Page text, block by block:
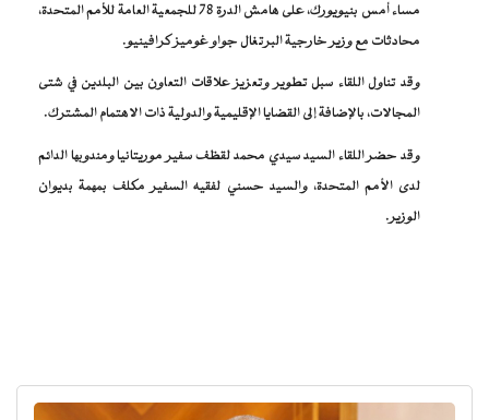
مساء أمس بنيويورك، على هامش الدرة 78 للجمعية العامة للأمم المتحدة،
محادثات مع وزير خارجية البرتغال جواو غوميز كرافينيو.
وقد تناول اللقاء سبل تطوير وتعزيز علاقات التعاون بين البلدين في شتى
المجالات، بالإضافة إلى القضايا الإقليمية والدولية ذات الاهتمام المشترك.
وقد حضر اللقاء السيد سيدي محمد لقظف سفير موريتانيا ومندوبها الدائم
لدى الأمم المتحدة، والسيد حسني لفقيه السفير مكلف بمهمة بديوان
الوزير.